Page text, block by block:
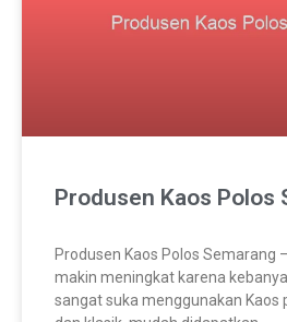
Produsen Kaos Polos
Produsen Kaos Polos Semarang
makin meningkat karena
sangat suka menggunakan Kaos